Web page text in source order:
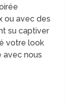
ou avec des
su captiver
votre look
nous